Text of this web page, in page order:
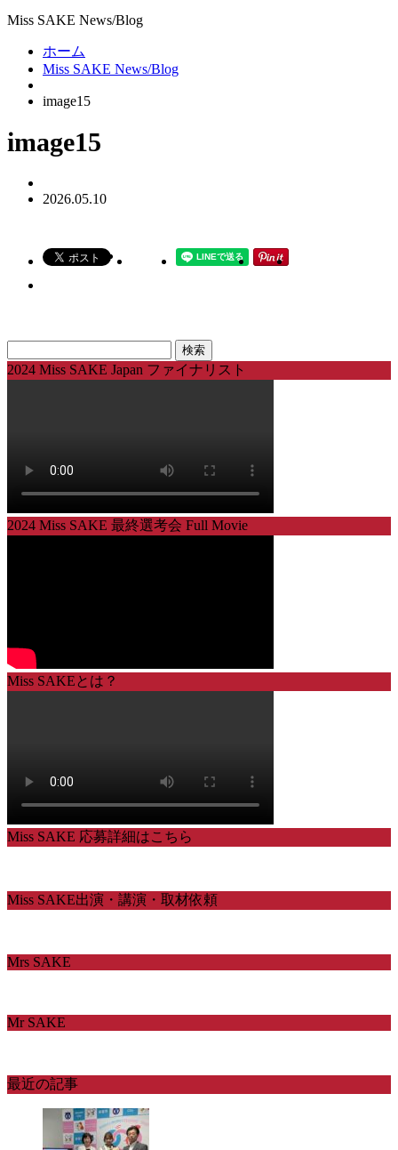
Miss SAKE News/Blog
ホーム
Miss SAKE News/Blog
image15
image15
2026.05.10
索:
2024 Miss SAKE Japan ファイナリスト
2024 Miss SAKE 最終選考会 Full Movie
Miss SAKEとは？
Miss SAKE 応募詳細はこちら
Miss SAKE出演・講演・取材依頼
Mrs SAKE
Mr SAKE
最近の記事